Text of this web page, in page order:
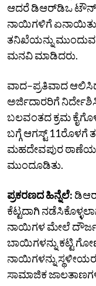
ಆದರೆ ಡಿಆರ್‌ಡಿಒ
ನಾಯಿಗಳಿಗೆ ಏನಾಯಿತು
ತನಿಖೆಯನ್ನು
ಮನವಿ ಮಾಡಿದರು.
ವಾದ–ಪ್ರತಿವಾದ
ಅರ್ಜಿದಾರರಿಗೆ
ಬಲವಂತದ ಕ್ರಮ
ಬಗ್ಗೆ ಆಗಸ್ಟ್ 11ರೊಳಗೆ
ಮಹದೇವಪುರ ಠಾಣೆಯ
ಮುಂದೂಡಿತು.
ಪ್ರಕರಣದ ಹಿನ್ನೆಲೆ:
ಕೆಟ್ಟದಾಗಿ
ನಾಯಿಗಳ ಮೇಲೆ
ಬಾಯಿಗಳನ್ನು ಕಟ್ಟಿ
ನಾಯಿಗಳನ್ನು
ಸಾಮಾಜಿಕ